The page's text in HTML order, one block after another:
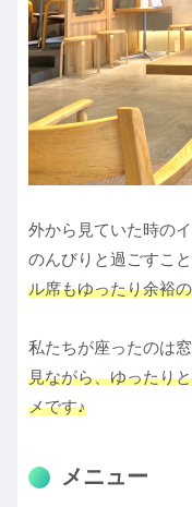
外から見ていた時の
のんびりと過ごすこと
ル席もゆったり余裕
私たちが座ったのは窓
見ながら、ゆったり
メです♪
メニュー